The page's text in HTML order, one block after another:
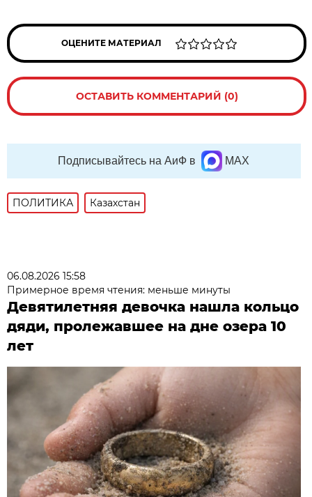
ОЦЕНИТЕ МАТЕРИАЛ
ОСТАВИТЬ КОММЕНТАРИЙ (0)
Подписывайтесь на АиФ в MAX
ПОЛИТИКА Казахстан
06.08.2026 15:58
Примерное время чтения: меньше минуты
Девятилетняя девочка нашла кольцо
дяди, пролежавшее на дне озера 10
лет